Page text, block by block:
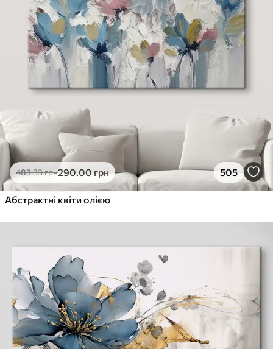
483.33грн290.00грн 505
Абстрактні квіти олією